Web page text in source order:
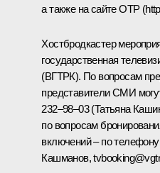
а также на сайте ОТР (
Хостбродкастер
государственная
(ВГТРК). По вопросам
представители СМИ
232–98–03 (Татьяна
по вопросам
включений – по
Кашманов,